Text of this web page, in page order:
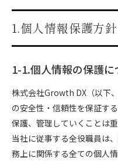
1.個人情報保護方針
1-1.個人情報の保護に
株式会社Growth DX（以下
の安全性・信頼性を保証す
保護、管理していくことは
当社に従事する全役職員は
務上に関係する全ての個人